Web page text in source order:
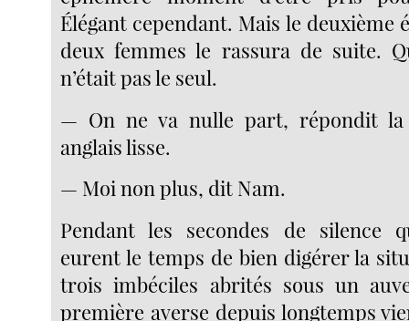
Élégant cependant. Mais le deuxième
deux femmes le rassura de suite.
n’était pas le seul.
— On ne va nulle part, répondit
anglais lisse.
— Moi non plus, dit Nam.
Pendant les secondes de silence
eurent le temps de bien digérer la
trois imbéciles abrités sous un
première averse depuis longtemps